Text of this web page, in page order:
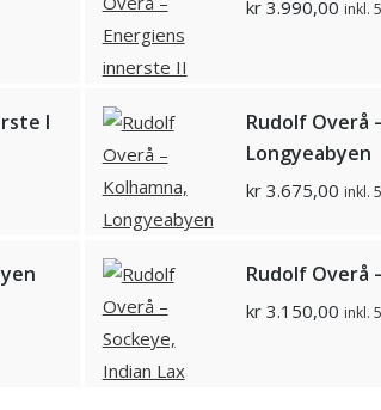
kr3.990,00 inkl.
I
Rudolf Overå
Longyeabyen
kr3.675,00 inkl.
Rudolf Overå
kr3.150,00 inkl.